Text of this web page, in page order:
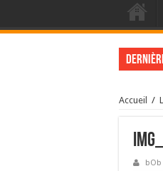
Accueil /
bOb